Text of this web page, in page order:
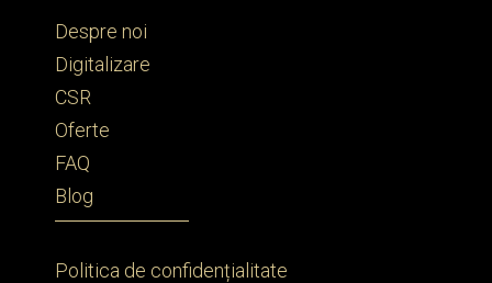
Despre noi
Digitalizare
CSR
Oferte
FAQ
Blog
Politica de confidențialitate